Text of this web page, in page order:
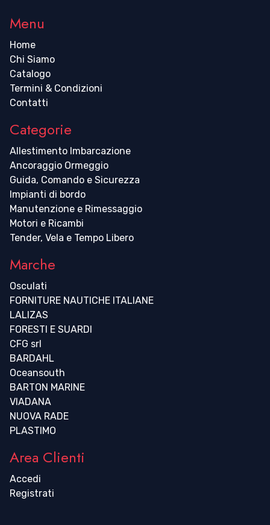
Menu
Home
Chi Siamo
Catalogo
Termini & Condizioni
Contatti
Categorie
Allestimento Imbarcazione
Ancoraggio Ormeggio
Guida, Comando e Sicurezza
Impianti di bordo
Manutenzione e Rimessaggio
Motori e Ricambi
Tender, Vela e Tempo Libero
Marche
Osculati
FORNITURE NAUTICHE ITALIANE
LALIZAS
FORESTI E SUARDI
CFG srl
BARDAHL
Oceansouth
BARTON MARINE
VIADANA
NUOVA RADE
PLASTIMO
Area Clienti
Accedi
Registrati